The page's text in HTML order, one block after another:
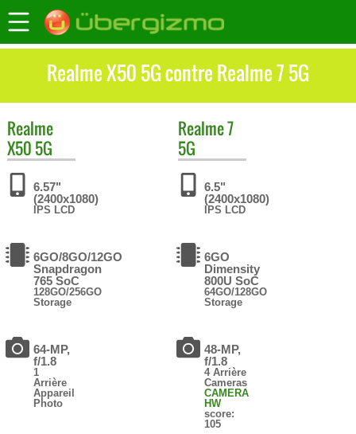
Realme X50 5G contre Realme 7 5G
Realme
X50 5G
6.57"
(2400x1080)
IPS LCD
6GO/8GO/12GO
Snapdragon
765 SoC
128GO/256GO
Storage
64-MP,
f/1.8
1
Arrière
Appareil
Photo
Realme7
5G
6.5"
(2400x1080)
IPS LCD
6GO
Dimensity
800U SoC
64GO/128GO
Storage
48-MP,
f/1.8
4 Arrière
Cameras
CAMERA
HW
score:
105